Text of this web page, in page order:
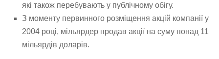
які також перебувають у публічному обігу.
З моменту первинного розміщення акцій компанії у
2004 році, мільярдер продав акції на суму понад 11
мільярдів доларів.